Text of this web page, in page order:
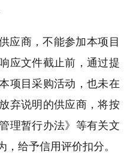
应商，不能参加本项目
应文件截止前，通过提
项目采购活动，也未在
弃说明的供应商，将按
理暂行办法》等有关文
给予信用评价扣分。